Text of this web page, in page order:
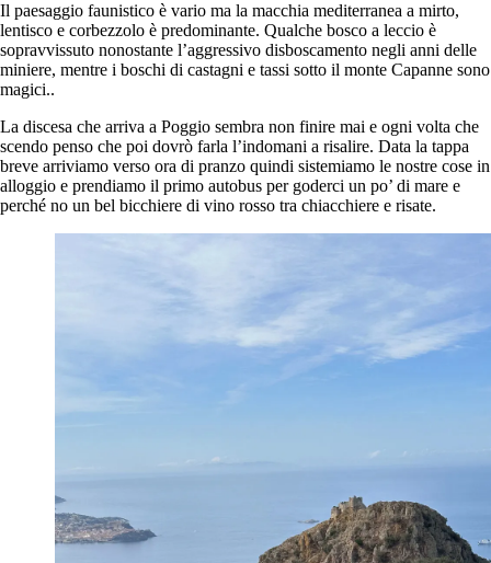
Il paesaggio faunistico è vario ma la macchia mediterranea a mirto,
lentisco e corbezzolo è predominante. Qualche bosco a leccio è
sopravvissuto nonostante l’aggressivo disboscamento negli anni delle
miniere, mentre i boschi di castagni e tassi sotto il monte Capanne sono
magici..
La discesa che arriva a Poggio sembra non finire mai e ogni volta che
scendo penso che poi dovrò farla l’indomani a risalire. Data la tappa
breve arriviamo verso ora di pranzo quindi sistemiamo le nostre cose in
alloggio e prendiamo il primo autobus per goderci un po’ di mare e
perché no un bel bicchiere di vino rosso tra chiacchiere e risate.